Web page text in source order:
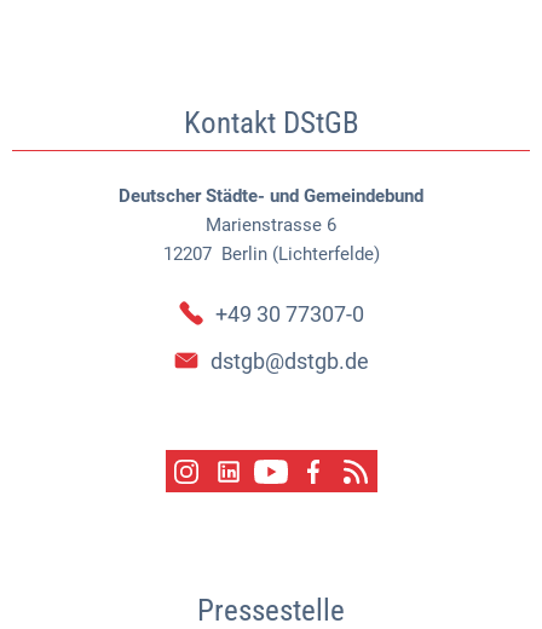
Kontakt DStGB
Deutscher Städte- und Gemeindebund
Marienstrasse 6
12207 Berlin (Lichterfelde)
+49 30 77307-0
dstgb@dstgb.de
Pressestelle